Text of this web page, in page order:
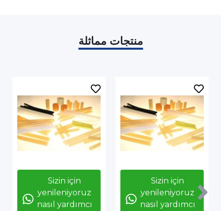
منتجات مماثلة
Sizin için
yenileniyoruz
nasıl yardımcı
Sizin için
yenileniyoruz
nasıl yardımcı